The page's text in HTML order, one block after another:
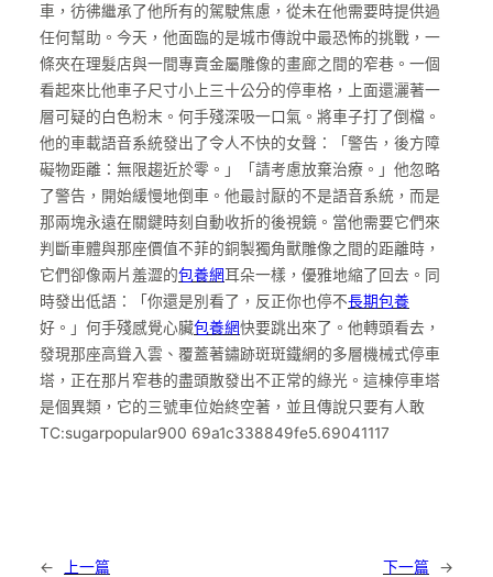
車，彷彿繼承了他所有的駕駛焦慮，從未在他需要時提供過
任何幫助。今天，他面臨的是城市傳說中最恐怖的挑戰，一
條夾在理髮店與一間專賣金屬雕像的畫廊之間的窄巷。一個
看起來比他車子尺寸小上三十公分的停車格，上面還灑著一
層可疑的白色粉末。何手殘深吸一口氣。將車子打了倒檔。
他的車載語音系統發出了令人不快的女聲：「警告，後方障
礙物距離：無限趨近於零。」「請考慮放棄治療。」他忽略
了警告，開始緩慢地倒車。他最討厭的不是語音系統，而是
那兩塊永遠在關鍵時刻自動收折的後視鏡。當他需要它們來
判斷車體與那座價值不菲的銅製獨角獸雕像之間的距離時，
它們卻像兩片羞澀的包養網耳朵一樣，優雅地縮了回去。同
時發出低語：「你還是別看了，反正你也停不長期包養
好。」何手殘感覺心臟包養網快要跳出來了。他轉頭看去，
發現那座高聳入雲、覆蓋著鏽跡斑斑鐵網的多層機械式停車
塔，正在那片窄巷的盡頭散發出不正常的綠光。這棟停車塔
是個異類，它的三號車位始終空著，並且傳說只要有人敢
TC:sugarpopular900 69a1c338849fe5.69041117
← 上一篇 下一篇 →